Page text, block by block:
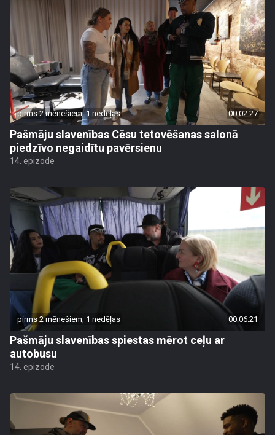
pirms 2 mēnešiem, 1 nedēļas 00:02:27
Pašmāju slavenības Cēsu tetovēšanas salonā
piedzīvo negaidītu pavērsienu
14. epizode
pirms 2 mēnešiem, 1 nedēļas 00:06:21
Pašmāju slavenības spiestas mērot ceļu ar
autobusu
14. epizode